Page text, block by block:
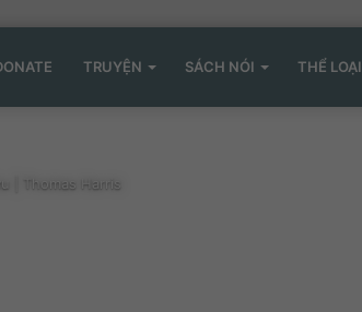
TRUYỆN SÁCH NÓI THỂ LOẠI
| Thomas Harris